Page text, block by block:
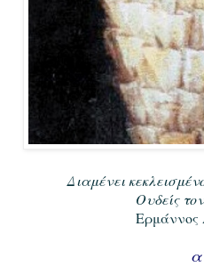
Διαμένει
Ουδείς
Ερμάννος